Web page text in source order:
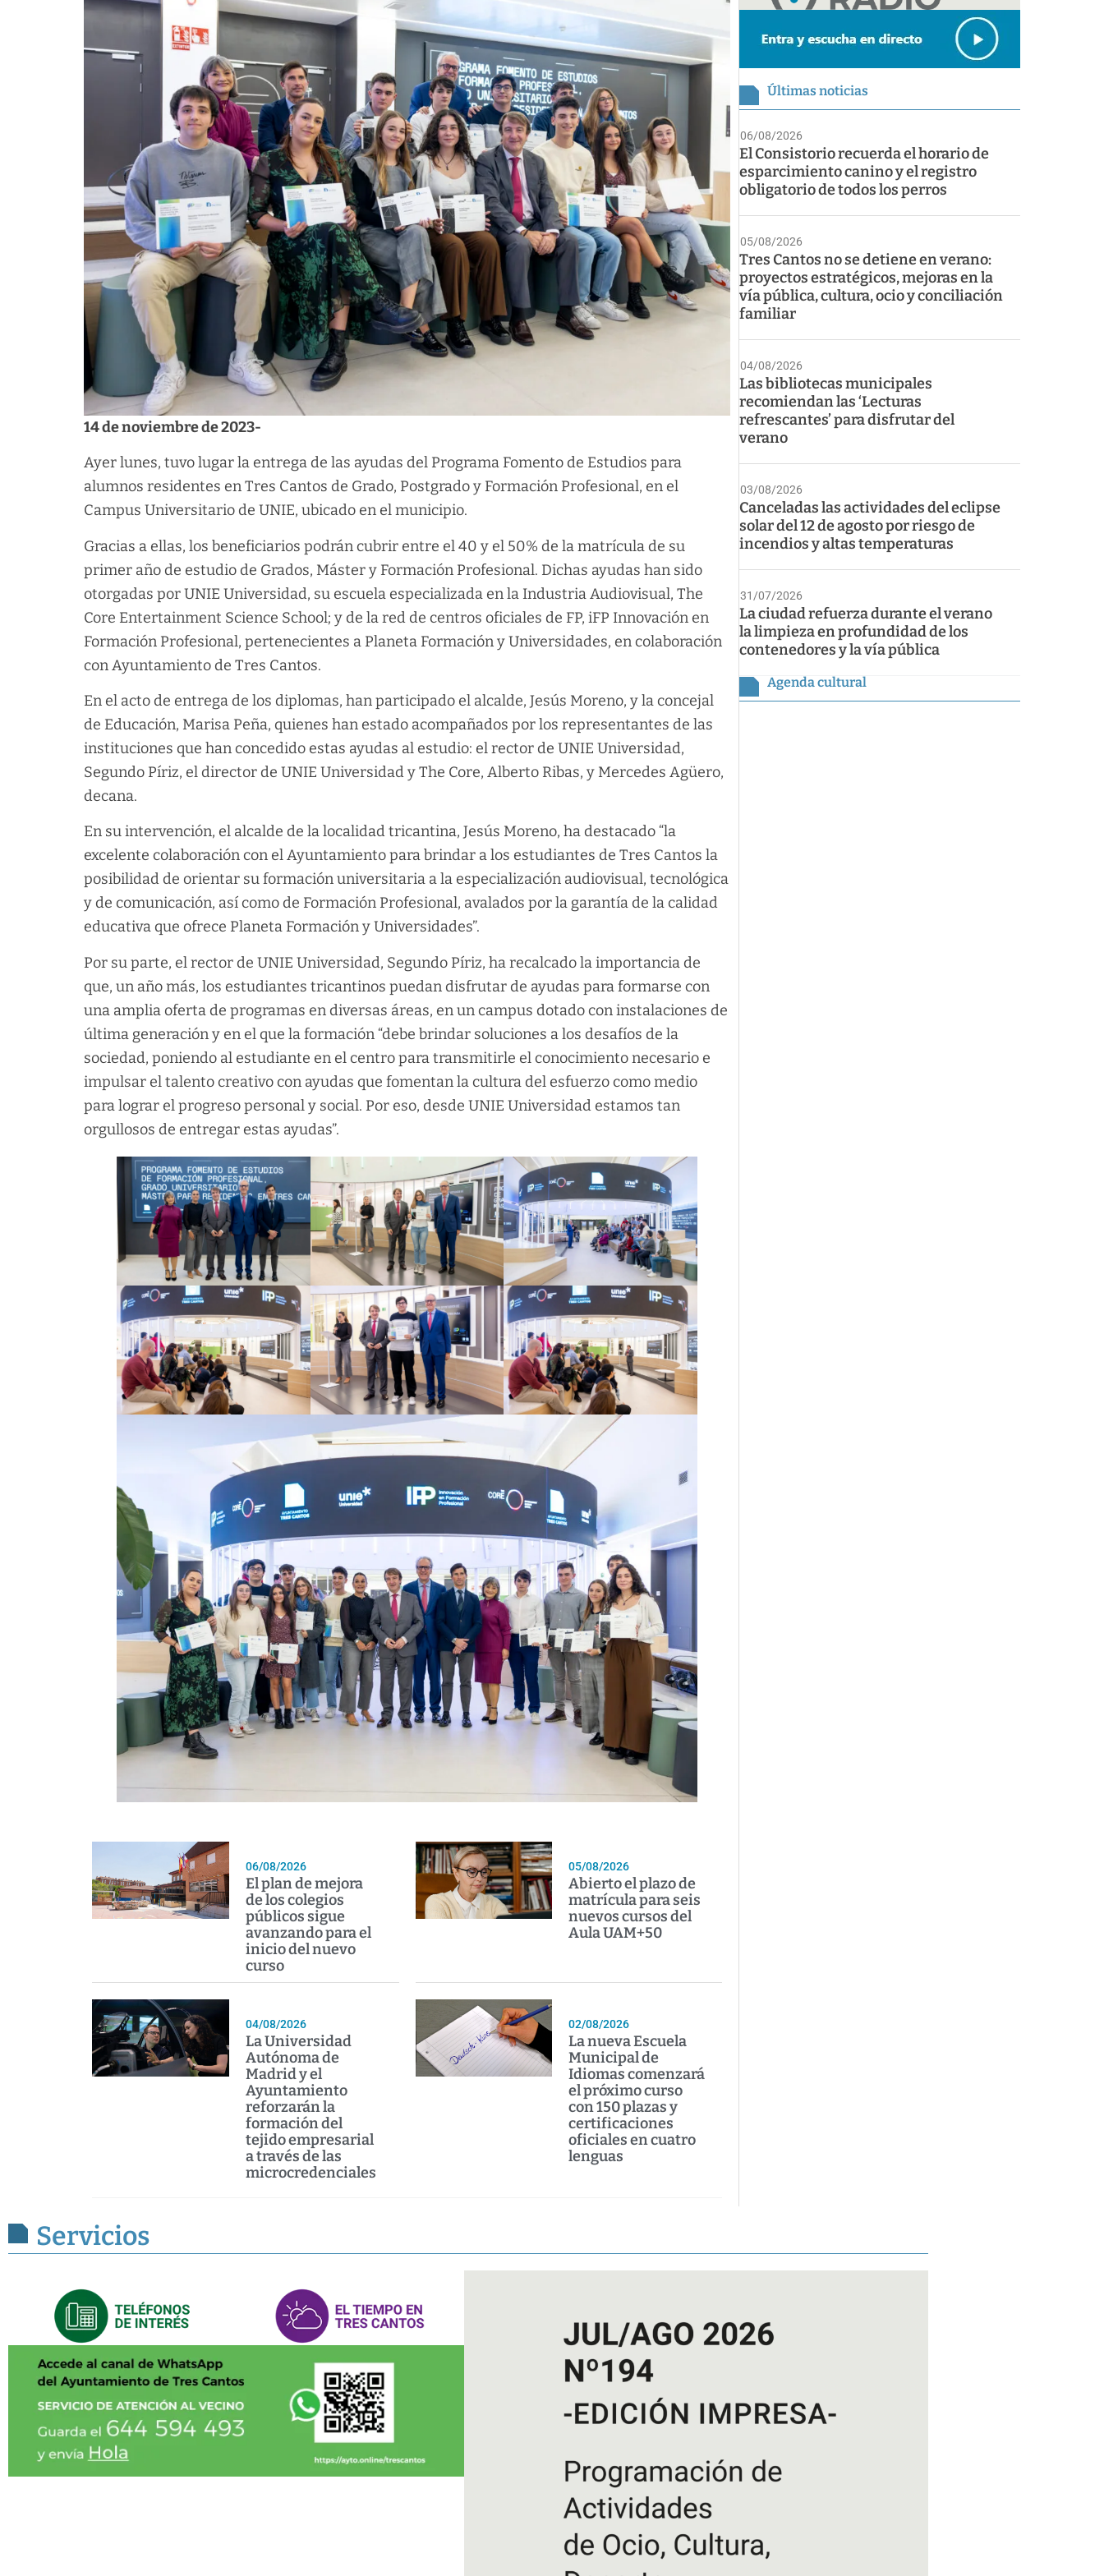
14 de noviembre de 2023-
Ayer lunes, tuvo lugar la entrega de las ayudas del Programa Fomento de Estudios para
alumnos residentes en Tres Cantos de Grado, Postgrado y Formación Profesional, en el
Campus Universitario de UNIE, ubicado en el municipio.
Gracias a ellas, los beneficiarios podrán cubrir entre el 40 y el 50% de la matrícula de su
primer año de estudio de Grados, Máster y Formación Profesional. Dichas ayudas han sido
otorgadas por UNIE Universidad, su escuela especializada en la Industria Audiovisual, The
Core Entertainment Science School; y de la red de centros oficiales de FP, iFP Innovación en
Formación Profesional, pertenecientes a Planeta Formación y Universidades, en colaboración
con Ayuntamiento de Tres Cantos.
En el acto de entrega de los diplomas, han participado el alcalde, Jesús Moreno, y la concejal
de Educación, Marisa Peña, quienes han estado acompañados por los representantes de las
instituciones que han concedido estas ayudas al estudio: el rector de UNIE Universidad,
Segundo Píriz, el director de UNIE Universidad y The Core, Alberto Ribas, y Mercedes Agüero,
decana.
En su intervención, el alcalde de la localidad tricantina, Jesús Moreno, ha destacado “la
excelente colaboración con el Ayuntamiento para brindar a los estudiantes de Tres Cantos la
posibilidad de orientar su formación universitaria a la especialización audiovisual, tecnológica
y de comunicación, así como de Formación Profesional, avalados por la garantía de la calidad
educativa que ofrece Planeta Formación y Universidades”.
Por su parte, el rector de UNIE Universidad, Segundo Píriz, ha recalcado la importancia de
que, un año más, los estudiantes tricantinos puedan disfrutar de ayudas para formarse con
una amplia oferta de programas en diversas áreas, en un campus dotado con instalaciones de
última generación y en el que la formación “debe brindar soluciones a los desafíos de la
sociedad, poniendo al estudiante en el centro para transmitirle el conocimiento necesario e
impulsar el talento creativo con ayudas que fomentan la cultura del esfuerzo como medio
para lograr el progreso personal y social. Por eso, desde UNIE Universidad estamos tan
orgullosos de entregar estas ayudas”.
06/08/2026
El plan de mejora
de los colegios
públicos sigue
avanzando para el
inicio del nuevo
curso
05/08/2026
Abierto el plazo de
matrícula para seis
nuevos cursos del
Aula UAM+50
04/08/2026
La Universidad
Autónoma de
Madrid y el
Ayuntamiento
reforzarán la
formación del
tejido empresarial
a través de las
microcredenciales
02/08/2026
La nueva Escuela
Municipal de
Idiomas comenzará
el próximo curso
con 150 plazas y
certificaciones
oficiales en cuatro
lenguas
Últimas noticias
06/08/2026
El Consistorio recuerda el horario de
esparcimiento canino y el registro
obligatorio de todos los perros
05/08/2026
Tres Cantos no se detiene en verano:
proyectos estratégicos, mejoras en la
vía pública, cultura, ocio y conciliación
familiar
04/08/2026
Las bibliotecas municipales
recomiendan las ‘Lecturas
refrescantes’ para disfrutar del
verano
03/08/2026
Canceladas las actividades del eclipse
solar del 12 de agosto por riesgo de
incendios y altas temperaturas
31/07/2026
La ciudad refuerza durante el verano
la limpieza en profundidad de los
contenedores y la vía pública
Agenda cultural
Servicios